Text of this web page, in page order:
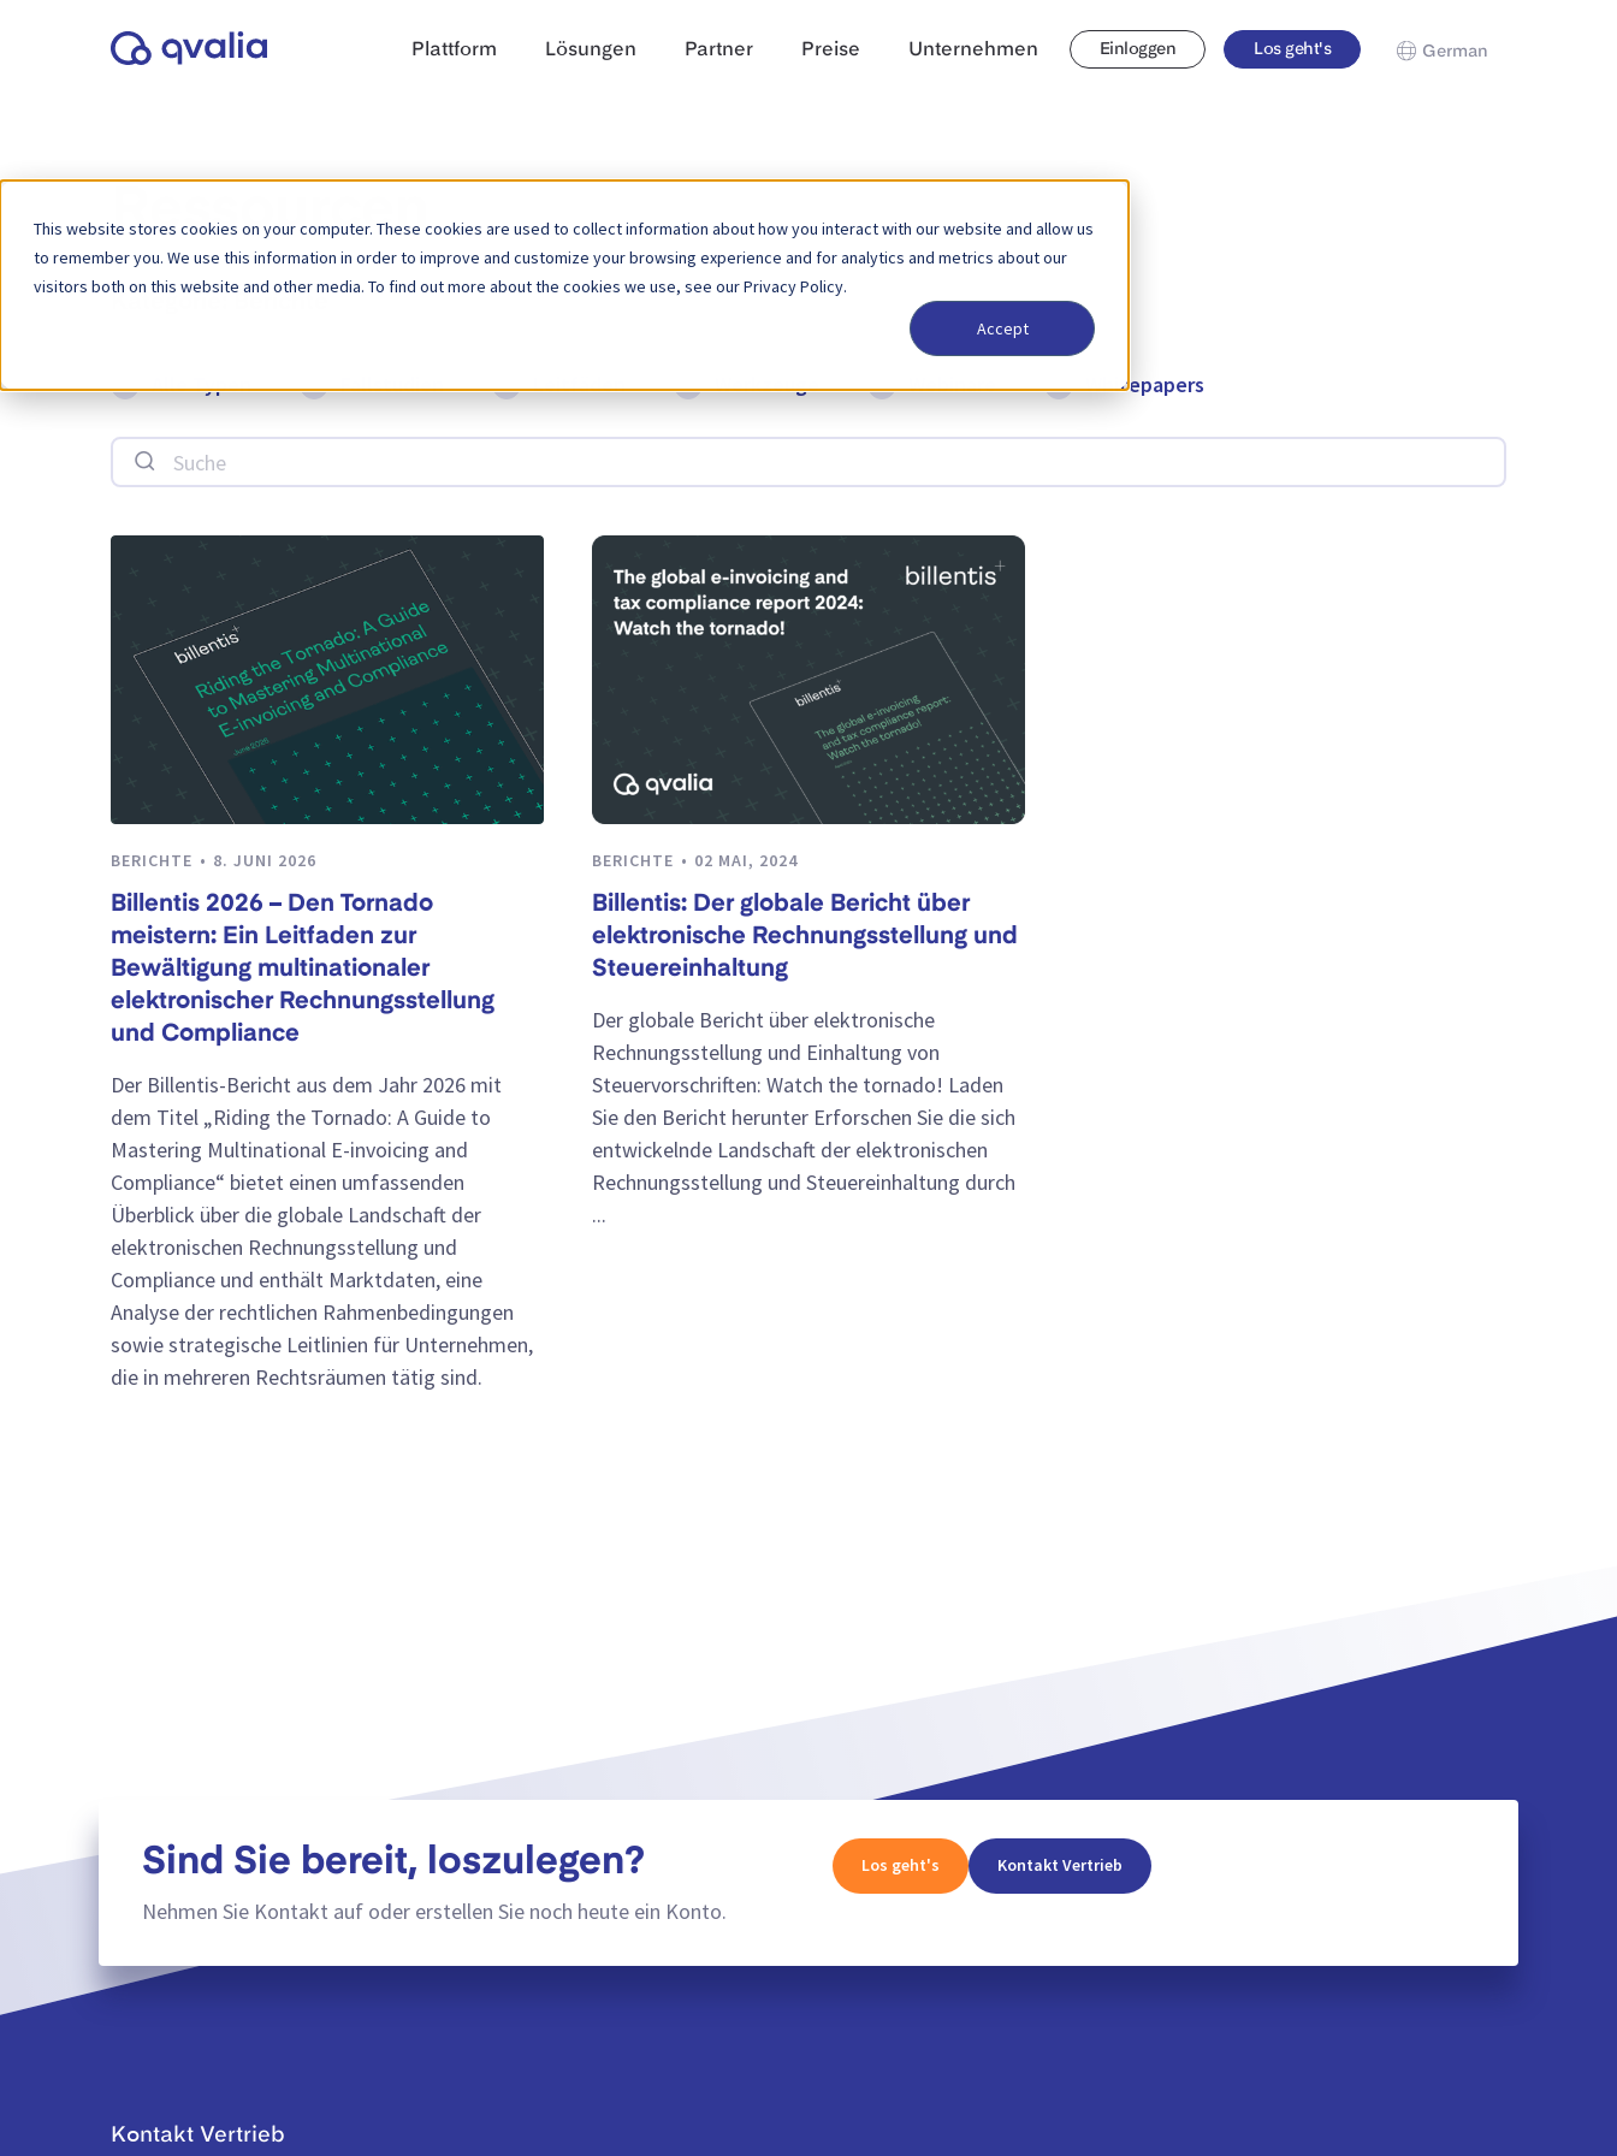
This website stores cookies on your computer. These cookies are used to collect information about how you interact with our website and allow us
to remember you. We use this information in order to improve and customize your browsing experience and for analytics and metrics about our
visitors both on this website and other media. To find out more about the cookies we use, see our Privacy Policy.
Accept
Plattform Lösungen Partner Preise Unternehmen Einloggen Los geht's German
Ressourcen
Alle Typen Fallstudien Leitfäden Werkzeuge Webinare Whitepapers
Suche
BERICHTE 8. JUNI 2026
Billentis 2026 – Den Tornado
meistern: Ein Leitfaden zur
Bewältigung multinationaler
elektronischer Rechnungsstellung
und Compliance
Der Billentis-Bericht aus dem Jahr 2026 mit
dem Titel „Riding the Tornado: A Guide to
Mastering Multinational E-invoicing and
Compliance“ bietet einen umfassenden
Überblick über die globale Landschaft der
elektronischen Rechnungsstellung und
Compliance und enthält Marktdaten, eine
Analyse der rechtlichen Rahmenbedingungen
sowie strategische Leitlinien für Unternehmen,
die in mehreren Rechtsräumen tätig sind.
BERICHTE 02 MAI, 2024
Billentis: Der globale Bericht über
elektronische Rechnungsstellung und
Steuereinhaltung
Der globale Bericht über elektronische
Rechnungsstellung und Einhaltung von
Steuervorschriften: Watch the tornado! Laden
Sie den Bericht herunter Erforschen Sie die sich
entwickelnde Landschaft der elektronischen
Rechnungsstellung und Steuereinhaltung durch
...
Sind Sie bereit, loszulegen?
Nehmen Sie Kontakt auf oder erstellen Sie noch heute ein Konto.
Los geht's Kontakt Vertrieb
Kontakt Vertrieb